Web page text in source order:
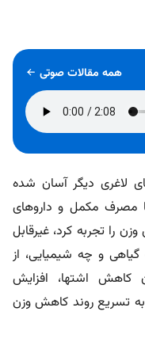
همه مقالات صوتی
لاغری دیگر آسان شده
مصرف مکمل و داروهای
را تجربه کرد، غیرقابل
و چه شیمیایی، از
کاهش اشتها، افزایش
تسریع روند کاهش وزن